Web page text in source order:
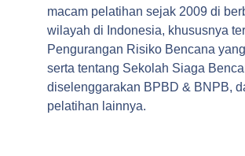
macam pelatihan sejak 2009 di
wilayah di Indonesia, khususnya
Pengurangan Risiko Bencana
serta tentang Sekolah Siaga
diselenggarakan BPBD & BNPB,
pelatihan lainnya.